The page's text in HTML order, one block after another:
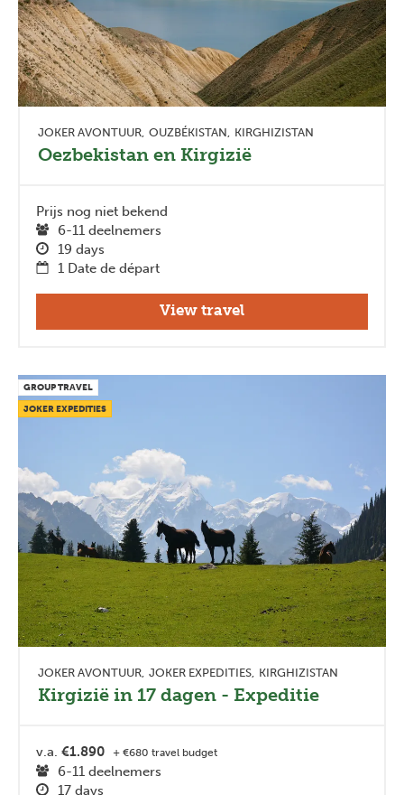
JOKER AVONTUUR OUZBÉKISTAN KIRGHIZISTAN
Oezbekistan en Kirgizië
Prijs nog niet bekend
6-11 deelnemers
19 days
1 Date de départ
View travel
GROUP TRAVEL
JOKER EXPEDITIES
JOKER AVONTUUR JOKER EXPEDITIES KIRGHIZISTAN
Kirgizië in 17 dagen - Expeditie
v.a. €1.890 + €680 travel budget
6-11 deelnemers
17 days